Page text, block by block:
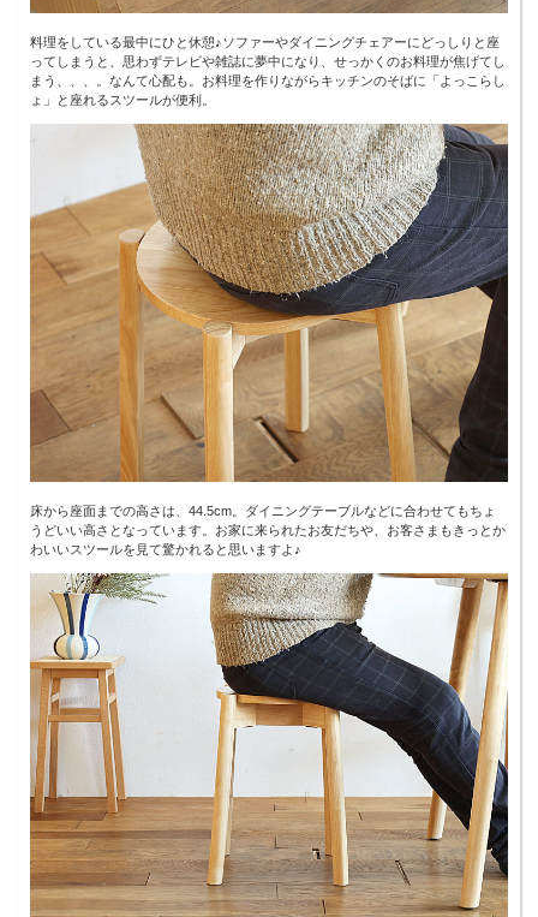
料理をしている最中にひと休憩♪ソファーやダイニングチェアーにどっしりと座
ってしまうと、思わずテレビや雑誌に夢中になり、せっかくのお料理が焦げてし
まう、、、。なんて心配も。お料理を作りながらキッチンのそばに「よっこらし
ょ」と座れるスツールが便利。
床から座面までの高さは、44.5cm。ダイニングテーブルなどに合わせてもちょ
うどいい高さとなっています。お家に来られたお友だちや、お客さまもきっとか
わいいスツールを見て驚かれると思いますよ♪